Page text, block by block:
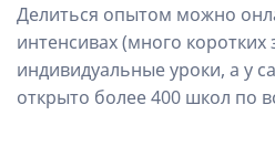
Делиться опытом можно
интенсивах (много коротких
индивидуальные уроки, а у
открыто более 400 школ по